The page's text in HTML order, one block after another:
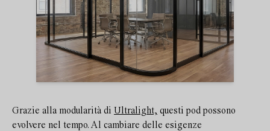
Grazie alla modularità di Ultralight, questi pod possono
evolvere nel tempo. Al cambiare delle esigenze